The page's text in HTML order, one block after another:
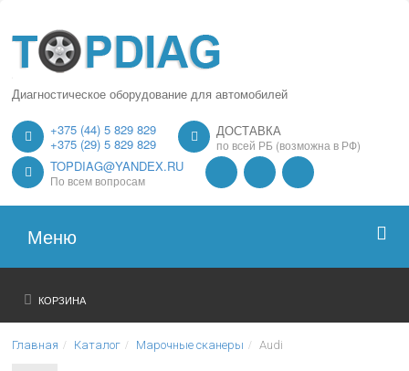
Диагностическое оборудование для автомобилей
+375 (44) 5 829 829
+375 (29) 5 829 829
ДОСТАВКА
по всей РБ (возможна в РФ)
TOPDIAG@YANDEX.RU
По всем вопросам
Меню
Главная
О нас
КОРЗИНА
Главная Каталог Марочные сканеры Audi